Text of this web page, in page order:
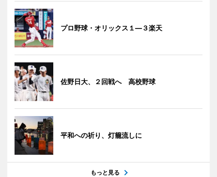
プロ野球・オリックス１―３楽天
佐野日大、２回戦へ 高校野球
平和への祈り、灯籠流しに
もっと見る